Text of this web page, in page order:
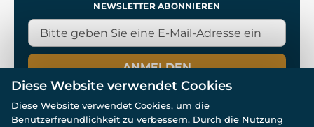
NEWSLETTER ABONNIEREN
ANMELDEN
Diese Website verwendet Cookies
Diese Website verwendet Cookies, um die
Benutzerfreundlichkeit zu verbessern. Durch die Nutzung